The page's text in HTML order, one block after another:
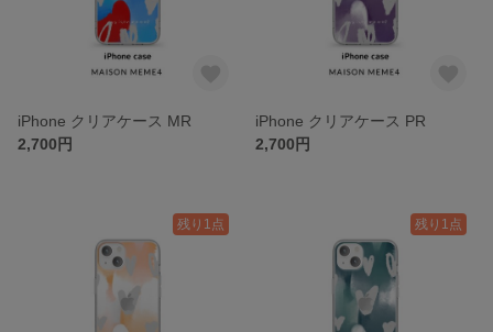
iPhone クリアケース MR
2,700円
iPhone クリアケース PR
2,700円
残り1点 残り1点